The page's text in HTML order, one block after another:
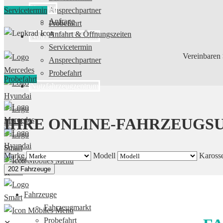
Ansprechpartner
Probefahrt
Nutzfahrzeugzentrum
✕
Fahrzeuge
Fahrzeugmarkt
Probefahrt
Kontakt
Anfrage
Anfahrt & Öffnungszeiten
Servicetermin
Ansprechpartner
Probefahrt
Nutzfahrzeugzentrum
Servicetermin
Vereinbaren
Probefahrt
IHRE ONLINE-
Marke Modell
202 Fahrzeuge